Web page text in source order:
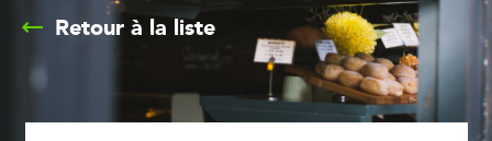
Retour à la liste